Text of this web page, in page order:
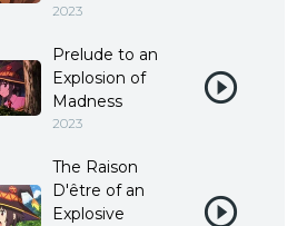
2023
Prelude to an
Explosion of
Madness
2023
The Raison
D'être of an
Explosive